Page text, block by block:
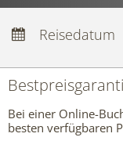
Abreise:keine
Reisedatum
Bei einer Online-
besten verfügbaren
Codes
oder Gutscheine
Aktuell
Codes: